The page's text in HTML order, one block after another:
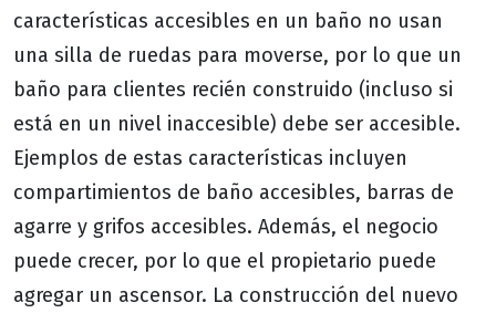
características accesibles en un baño no usan
una silla de ruedas para moverse, por lo que un
baño para clientes recién construido (incluso si
está en un nivel inaccesible) debe ser accesible.
Ejemplos de estas características incluyen
compartimientos de baño accesibles, barras de
agarre y grifos accesibles. Además, el negocio
puede crecer, por lo que el propietario puede
agregar un ascensor. La construcción del nuevo